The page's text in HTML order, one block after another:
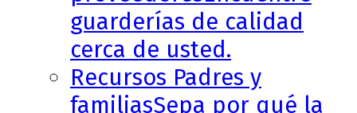
guarderías de calidad
cerca de usted.
Recursos Padres y
familiasSepa por qué la